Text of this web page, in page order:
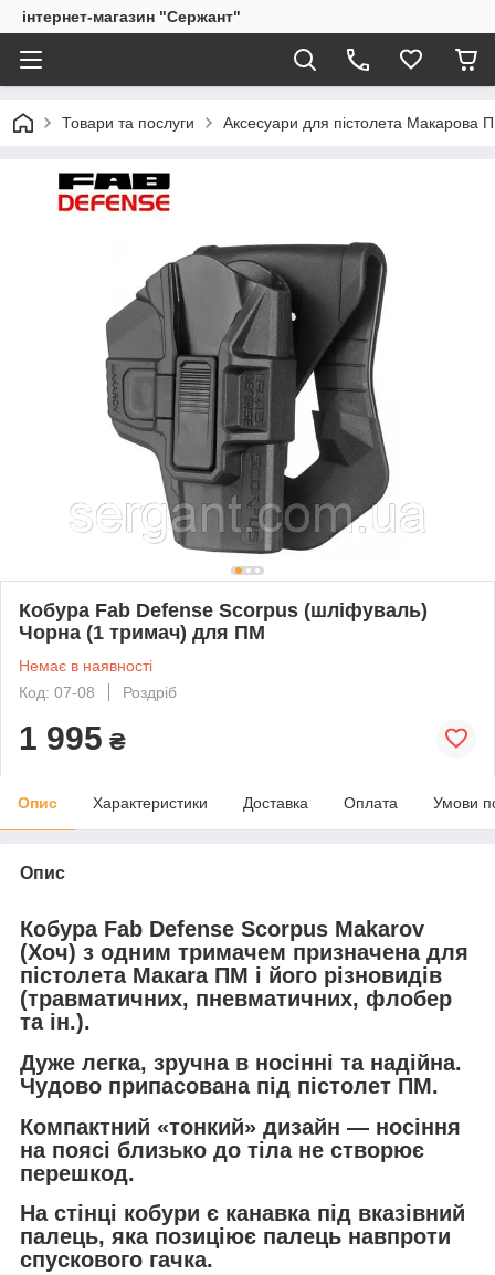
інтернет-магазин "Сержант"
Товари та послуги Аксесуари для пістолета Макарова
Кобура Fab Defense Scorpus (шліфуваль)
Чорна (1 тримач) для ПМ
Немає в наявності
Код: 07-08
Роздріб
1 995 ₴
Опис Характеристики Доставка Оплата Умови
Опис
Кобура Fab Defense Scorpus Makarov
(Хоч) з одним тримачем призначена для
пістолета Макara ПМ і його різновидів
(травматичних, пневматичних, флобер
та ін.).
Дуже легка, зручна в носінні та надійна.
Чудово припасована під пістолет ПМ.
Компактний «тонкий» дизайн — носіння
на поясі близько до тіла не створює
перешкод.
На стінці кобури є канавка під вказівний
палець, яка позиціює палець навпроти
спускового гачка.